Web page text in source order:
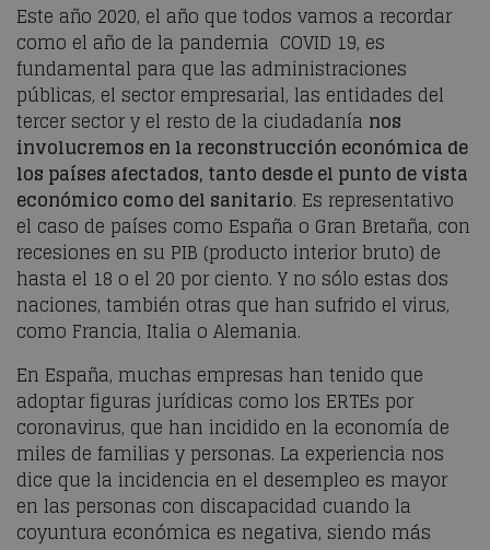
Este año 2020, el año que todos vamos a recordar
como el año de la pandemia COVID 19, es
fundamental para que las administraciones
públicas, el sector empresarial, las entidades del
tercer sector y el resto de la ciudadanía nos
involucremos en la reconstrucción económica de
los países afectados, tanto desde el punto de vista
económico como del sanitario. Es representativo
el caso de países como España o Gran Bretaña, con
recesiones en su PIB (producto interior bruto) de
hasta el 18 o el 20 por ciento. Y no sólo estas dos
naciones, también otras que han sufrido el virus,
como Francia, Italia o Alemania.
En España, muchas empresas han tenido que
adoptar figuras jurídicas como los ERTEs por
coronavirus, que han incidido en la economía de
miles de familias y personas. La experiencia nos
dice que la incidencia en el desempleo es mayor
en las personas con discapacidad cuando la
coyuntura económica es negativa, siendo más